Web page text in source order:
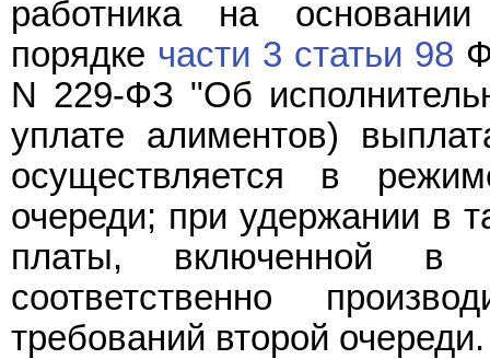
работника на
порядке части 3 статьи 98
N 229-ФЗ "Об
уплате алиментов)
осуществляется в
очереди; при удержании в
платы, включенной в
соответственно
требований второй очереди.